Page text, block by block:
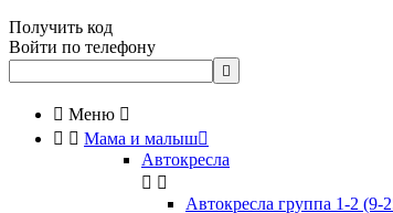
Получить код
Войти по телефону

 Меню 
  Мама и малыш
Автокресла
 
Автокресла группа 1-2 (9-